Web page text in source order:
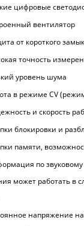
цифровые
вентилятор
от короткого
точность
уровень шума
в режиме CV
и скорость
блокировки и
памяти,
по звуковому
может работать в
напряжение